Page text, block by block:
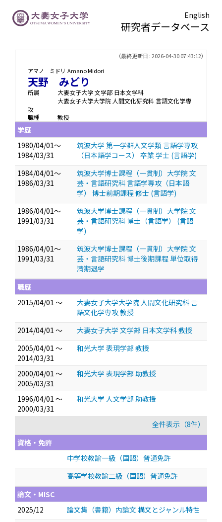
English
研究者データベース
（最終更新日 : 2026-04-30 07:43:12）
アマノ ミドリ Amano Midori
天野 みどり
所属
大妻女子大学 文学部 日本文学科
大妻女子大学大学院 人間文化研究科 言語文化学専
攻
職種
教授
学歴
1980/04/01～
1984/03/31
筑波大学 第一学群人文学類 言語学専攻
（日本語学コース） 卒業 学士 (言語学)
1984/04/01～
1986/03/31
筑波大学博士課程（一貫制）大学院 文
芸・言語研究科 言語学専攻（日本語
学） 博士前期課程 修士 (言語学)
1986/04/01～
1991/03/31
筑波大学博士課程（一貫制）大学院 文
芸・言語研究科 博士（言語学） (言語
学)
1986/04/01～
1991/03/31
筑波大学博士課程（一貫制）大学院 文
芸・言語研究科 博士後期課程 単位取得
満期退学
職歴
2015/04/01 ～
大妻女子大学大学院 人間文化研究科 言
語文化学専攻 教授
2014/04/01 ～
大妻女子大学 文学部 日本文学科 教授
2005/04/01 ～
2014/03/31
和光大学 表現学部 教授
2000/04/01 ～
2005/03/31
和光大学 表現学部 助教授
1996/04/01 ～
2000/03/31
和光大学 人文学部 助教授
全件表示（8件）
資格・免許
中学校教諭一級（国語）普通免許
高等学校教諭二級（国語）普通免許
論文・MISC
2025/12
論文集（書籍）内論文 構文とジャンル特性